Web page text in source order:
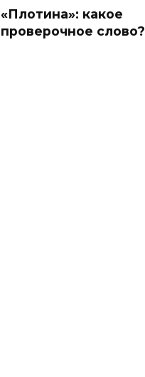
«Плотина»: какое
проверочное слово?